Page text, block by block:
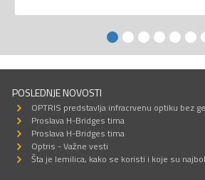
POSLEDNJE NOVOSTI
OPTRIS predstavlja infracrvenu optiku bez
Proslava H-Bridges tima
Proslava H-Bridges tima
Optris - Važne vesti
Šta je lemilica, kako se koristi i koje su